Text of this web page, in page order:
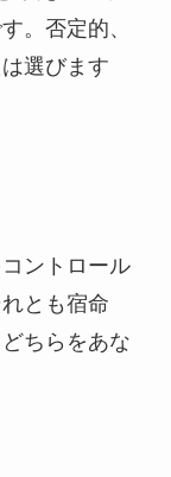
。否定的、
選びます
ントロール
とも宿命
ちらをあな